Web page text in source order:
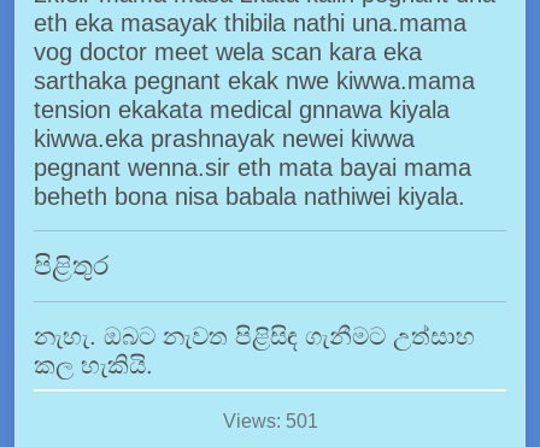
eth eka masayak thibila nathi una.mama
vog doctor meet wela scan kara eka
sarthaka pegnant ekak nwe kiwwa.mama
tension ekakata medical gnnawa kiyala
kiwwa.eka prashnayak newei kiwwa
pegnant wenna.sir eth mata bayai mama
beheth bona nisa babala nathiwei kiyala.
පිළිතුර
නැහැ. ඔබට නැවත පිළිසිඳ ගැනීමට උත්සාහ
කල හැකියි.
Views: 501